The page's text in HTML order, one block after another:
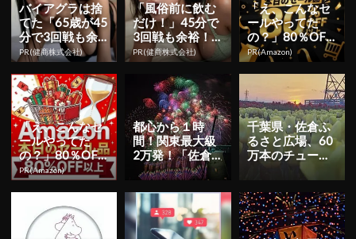
バイアグラは捨
てた「65歳が45
分で3回戦も余
裕」980円で朝
まで絶好調！
PR(健商株式会社)
「風俗前に飲む
だけ！」45分で
3回戦も余裕！9
80円で朝まで絶
好調
PR(健商株式会社)
「え、こんなセ
ールやってた
の？」80％OFF
以上が続々登
場！Amazonの本
PR(Amazon)
「え、こんなセ
ールやってた
の？」80％OFF
以上が続々登
場！Amazonの本
PR(Amazon)
都心から１時
間！関東最大級
2万発！「佐倉
花火フェスタ20
19」８月３日
（土）開催...
千葉県・佐倉ふ
るさと広場、60
万本のチューリ
ップが春を彩る
「佐倉チューリ
ップフェ...